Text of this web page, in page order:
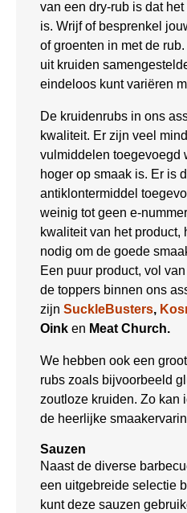
van een dry-rub is dat
is. Wrijf of besprenkel
of groenten in met de
uit kruiden
eindeloos kunt variëren
De kruidenrubs in ons
kwaliteit. Er zijn veel
vulmiddelen toegevoegd
hoger op smaak is. Er is
antiklontermiddel
weinig tot geen e-
kwaliteit van het product,
nodig om de goede
Een puur product, vol
de toppers binnen ons
zijn SuckleBusters,
Oink en Meat Church.
We hebben ook een
rubs zoals bijvoorbeeld
zoutloze kruiden. Zo kan
de heerlijke
Sauzen
Naast de diverse
een uitgebreide selectie
kunt deze sauzen